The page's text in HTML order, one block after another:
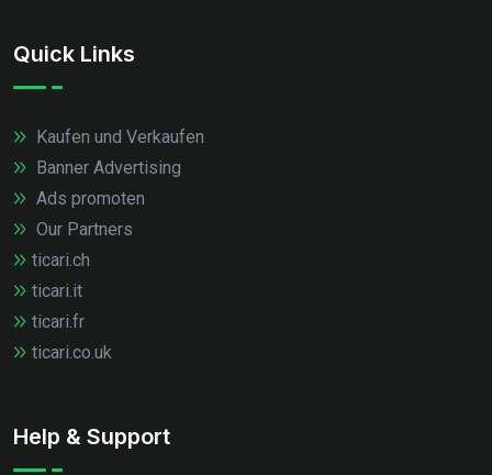
Quick Links
Kaufen und Verkaufen
Banner Advertising
Ads promoten
Our Partners
ticari.ch
ticari.it
ticari.fr
ticari.co.uk
Help & Support